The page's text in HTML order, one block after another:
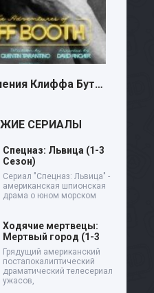
Приключения Клиффа Бута (2026)
СЕРИАЛЫ
Спецназ: Львица (1-3
Сезон)
Сериал "Спецназ: Львица" -
американская шпионская
драма о юном морском
Ходячие мертвецы:
Мертвый город (1-3
Грядущий американский
постапокалиптический
драматический телесериал
ужасов,